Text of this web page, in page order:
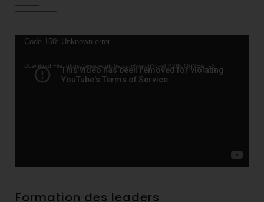
Video
Code 150: Unknown error.
Download File: https://www.youtube.com/watch?v=shK28ldQnNE&_=3
Formation des leaders